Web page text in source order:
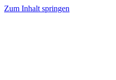
Zum Inhalt springen